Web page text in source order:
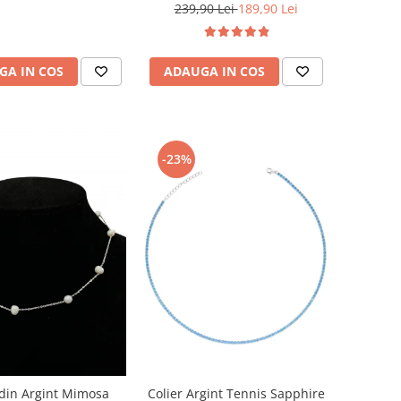
IN COS
239,90 Lei189,90 Lei
ADAUGA IN COS
Argint Mimosa
-23%
Colier Argint Tennis Sapphire